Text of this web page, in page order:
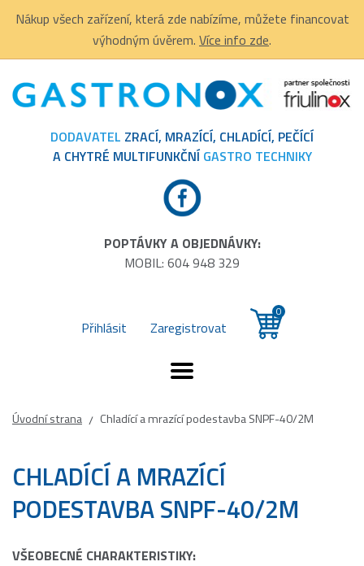
Nákup všech zařízení, která zde nabízíme, můžete financovat
výhodným úvěrem. Více info zde.
DODAVATEL ZRACÍ, MRAZÍCÍ, CHLADÍCÍ, PEČÍCÍ
A CHYTRÉ MULTIFUNKČNÍ GASTRO TECHNIKY
POPTÁVKY A OBJEDNÁVKY:
MOBIL: 604 948 329
Přihlásit Zaregistrovat
0
Úvodní strana / Chladící a mrazící podestavba SNPF-40/2M
CHLADÍCÍ A MRAZÍCÍ
PODESTAVBA SNPF-40/2M
VŠEOBECNÉ CHARAKTERISTIKY: